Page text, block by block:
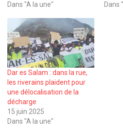
Dans "A la une"
Dans
Dar es Salam : dans la rue,
les riverains plaident pour
une délocalisation de la
décharge
15 juin 2025
Dans "A la une"